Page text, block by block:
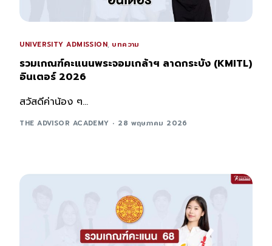
UNIVERSITY ADMISSION, บทความ
รวมเกณฑ์คะแนนพระจอมเกล้าฯ ลาดกระบัง (KMITL)
อินเตอร์ 2026
สวัสดีค่าน้อง ๆ...
THE ADVISOR ACADEMY 28 พฤษภาคม 2026